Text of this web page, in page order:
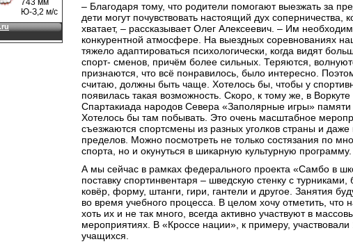
– Благодаря тому, что родители помогают выезжать за
дети могут почувствовать настоящий дух соперничества,
хватает, – рассказывает Олег Алексеевич. – Им
конкурентной атмосфере. На выездных соревнованиях
тяжело адаптироваться психологически, когда видят
спорт- сменов, причём более сильных. Теряются,
признаются, что всё понравилось, было интересно.
считаю, должны быть чаще. Хотелось бы, чтобы у
появилась такая возможность. Скоро, к тому же, в Воркуте
Спартакиада народов Севера «Заполярные игры»
Хотелось бы там побывать. Это очень масштабное
съезжаются спортсмены из разных уголков страны и даже
пределов. Можно посмотреть не только состязания по
спорта, но и окунуться в шикарную культурную программу.
А мы сейчас в рамках федерального проекта «Самбо в
поставку спортинвентаря – шведскую стенку с турниками,
ковёр, форму, штанги, гири, гантели и другое. Занятия
во время учебного процесса. В целом хочу отметить, что
хоть их и не так много, всегда активно участвуют в
мероприятиях. В «Кроссе нации», к примеру, участвовали
учащихся.